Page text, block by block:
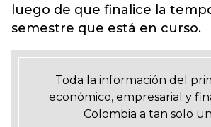
luego de que finalice la
semestre que está en curso.
Toda la información del
económico, empresarial y
Colombia a tan solo